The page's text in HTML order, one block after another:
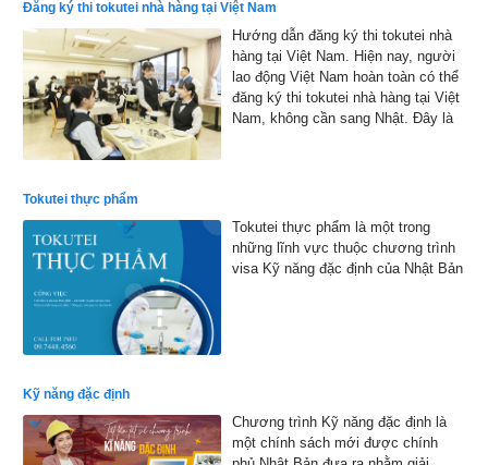
Đăng ký thi tokutei nhà hàng tại Việt Nam
Hướng dẫn đăng ký thi tokutei nhà
hàng tại Việt Nam. Hiện nay, người
lao động Việt Nam hoàn toàn có thể
đăng ký thi tokutei nhà hàng tại Việt
Nam, không cần sang Nhật. Đây là
Tokutei thực phẩm
Tokutei thực phẩm là một trong
những lĩnh vực thuộc chương trình
visa Kỹ năng đặc định của Nhật Bản
Kỹ năng đặc định
Chương trình Kỹ năng đặc định là
một chính sách mới được chính